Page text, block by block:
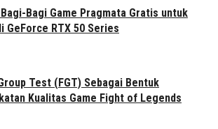
Bagi-Bagi Game Pragmata Gratis untuk
GeForce RTX 50 Series
Test (FGT) Sebagai Bentuk
Kualitas Game Fight of Legends